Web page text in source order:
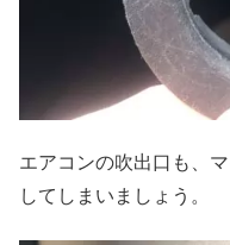
エアコンの吹出口も、
してしまいましょう。